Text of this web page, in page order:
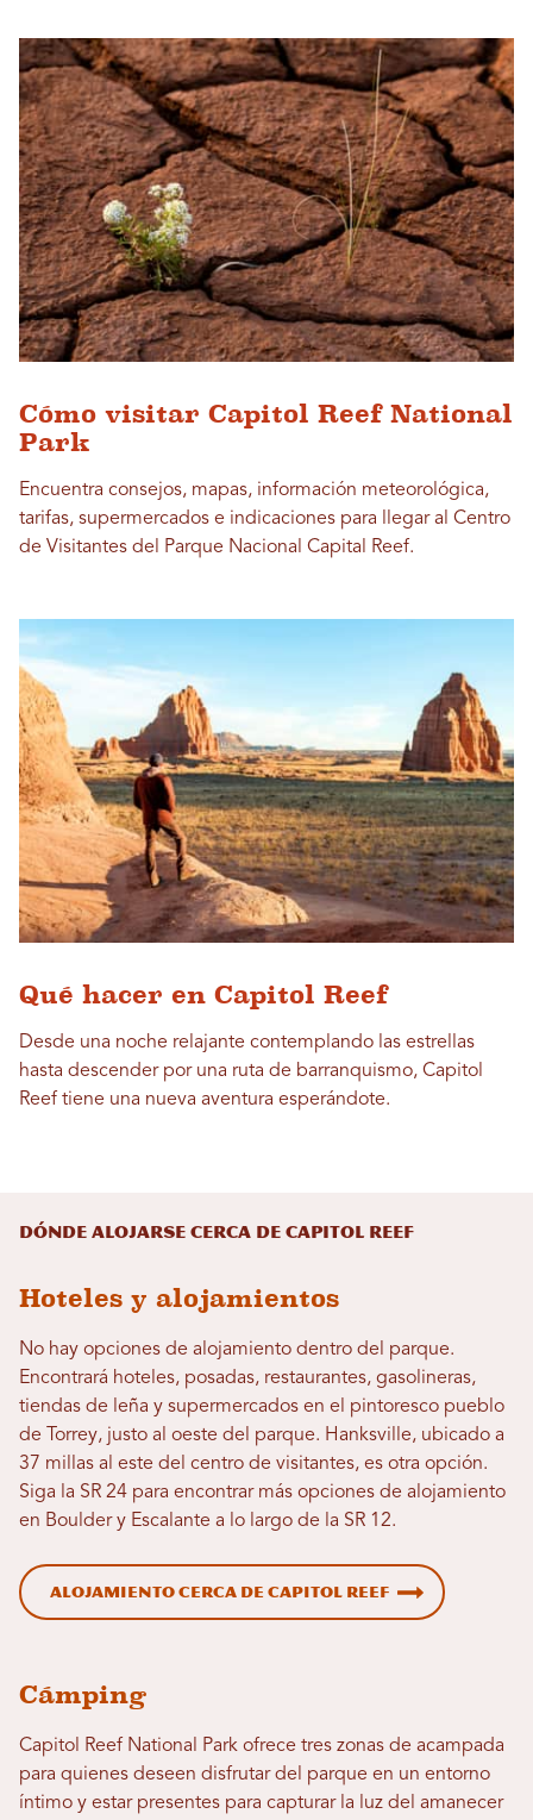
Cómo visitar Capitol Reef National
Park
Encuentra consejos, mapas, información meteorológica,
tarifas, supermercados e indicaciones para llegar al Centro
de Visitantes del Parque Nacional Capital Reef.
Qué hacer en Capitol Reef
Desde una noche relajante contemplando las estrellas
hasta descender por una ruta de barranquismo, Capitol
Reef tiene una nueva aventura esperándote.
Dónde alojarse cerca de Capitol Reef
Hoteles y alojamientos
No hay opciones de alojamiento dentro del parque.
Encontrará hoteles, posadas, restaurantes, gasolineras,
tiendas de leña y supermercados en el pintoresco pueblo
de Torrey, justo al oeste del parque. Hanksville, ubicado a
37 millas al este del centro de visitantes, es otra opción.
Siga la SR 24 para encontrar más opciones de alojamiento
en Boulder y Escalante a lo largo de la SR 12.
Alojamiento cerca de Capitol Reef
Cámping
Capitol Reef National Park ofrece tres zonas de acampada
para quienes deseen disfrutar del parque en un entorno
íntimo y estar presentes para capturar la luz del amanecer